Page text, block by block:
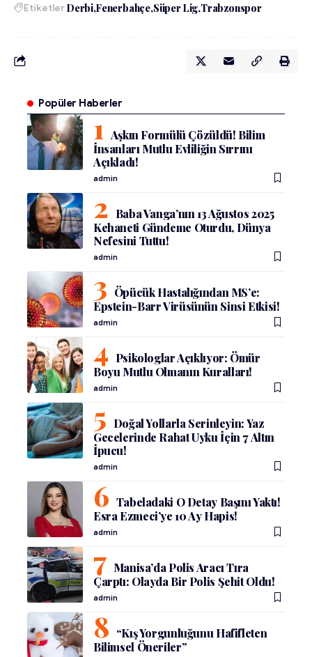
EtiketlerDerbi Fenerbahçe Süper Lig Trabzonspor
Popüler Haberler
Aşkın Formülü Çözüldü! Bilim
İnsanları Mutlu Evliliğin Sırrını
Açıkladı!
admin
Baba Vanga’nın 13 Ağustos 2025
Kehaneti Gündeme Oturdu, Dünya
Nefesini Tuttu!
admin
Öpücük Hastalığından MS’e:
Epstein-Barr Virüsünün Sinsi Etkisi!
admin
Psikologlar Açıklıyor: Ömür
Boyu Mutlu Olmanın Kuralları!
admin
Doğal Yollarla Serinleyin: Yaz
Gecelerinde Rahat Uyku İçin 7 Altın
İpucu!
admin
Tabeladaki O Detay Başını Yaktı!
Esra Ezmeci’ye 10 Ay Hapis!
admin
Manisa’da Polis Aracı Tıra
Çarptı: Olayda Bir Polis Şehit Oldu!
admin
“Kış Yorgunluğunu Hafifleten
Bilimsel Öneriler”